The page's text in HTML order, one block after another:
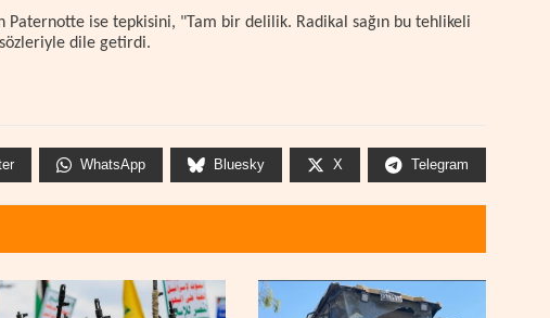
Paternotte ise tepkisini, "Tam bir delilik. Radikal sağın bu tehlikeli
sözleriyle dile getirdi.
WhatsApp Bluesky X Telegram